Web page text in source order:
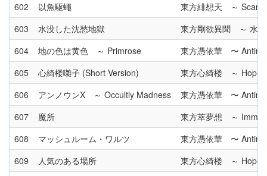
602
以魚駆蠅
東方緋想天 ～
603
水没した沈愁地獄
東方剛欲異聞 ～ 水
604
地の色は黄色 ～ Primrose
東方憑依華 〜
605
心綺楼囃子 (Short Version)
東方心綺楼 ～
606
アンノウンX ～ Occultly Madness
東方憑依華 〜
607
魔所
東方萃夢想 ～
608
マッシュルーム・ワルツ
東方憑依華 〜
609
人気のある場所
東方心綺楼 ～